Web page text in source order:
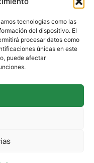
tecnologías como las
del dispositivo. El
procesar datos como
únicas en este
puede afectar
comente.
Cantabria